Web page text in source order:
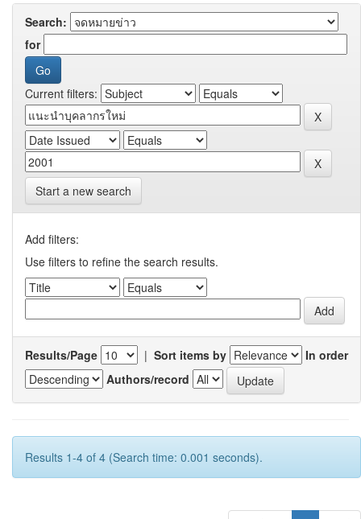
Search:
for
Current filters:
Start a new search
Add filters:
Use filters to refine the search results.
Results/Page | Sort items by
In order
Authors/record
Results 1-4 of 4 (Search time: 0.001 seconds).